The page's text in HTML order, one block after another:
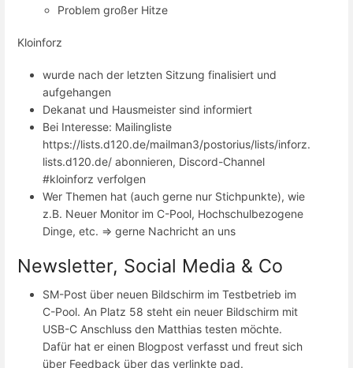
Problem großer Hitze
Kloinforz
wurde nach der letzten Sitzung finalisiert und
aufgehangen
Dekanat und Hausmeister sind informiert
Bei Interesse: Mailingliste
https://lists.d120.de/mailman3/postorius/lists/inforz.
lists.d120.de/ abonnieren, Discord-Channel
#kloinforz verfolgen
Wer Themen hat (auch gerne nur Stichpunkte), wie
z.B. Neuer Monitor im C-Pool, Hochschulbezogene
Dinge, etc. => gerne Nachricht an uns
Newsletter, Social Media & Co
SM-Post über neuen Bildschirm im Testbetrieb im
C-Pool. An Platz 58 steht ein neuer Bildschirm mit
USB-C Anschluss den Matthias testen möchte.
Dafür hat er einen Blogpost verfasst und freut sich
über Feedback über das verlinkte pad.